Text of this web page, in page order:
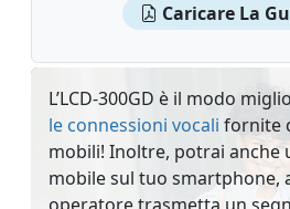
Caricare La
L’LCD-300GD è il modo
le connessioni vocali fornite
mobili! Inoltre, potrai anche
mobile sul tuo smartphone,